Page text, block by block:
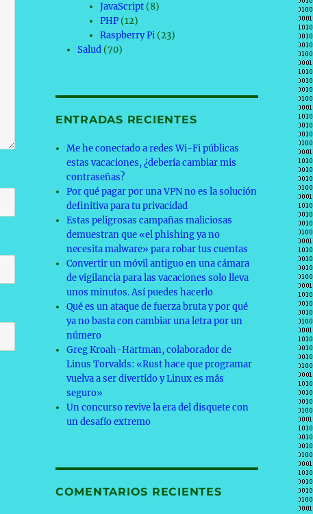
JavaScript(8)
PHP(12)
Raspberry Pi(23)
Salud (70)
ENTRADAS RECIENTES
Me he conectado a redes Wi-Fi públicas
estas vacaciones, ¿debería cambiar mis
contraseñas?
Por qué pagar por una VPN no es la solución
definitiva para tu privacidad
Estas peligrosas campañas maliciosas
demuestran que «el phishing ya no
necesita malware» para robar tus cuentas
Convertir un móvil antiguo en una cámara
de vigilancia para las vacaciones solo lleva
unos minutos. Así puedes hacerlo
Qué es un ataque de fuerza bruta y por qué
ya no basta con cambiar una letra por un
número
Greg Kroah-Hartman, colaborador de
Linus Torvalds: «Rust hace que programar
vuelva a ser divertido y Linux es más
seguro»
Un concurso revive la era del disquete con
un desafío extremo
COMENTARIOS RECIENTES